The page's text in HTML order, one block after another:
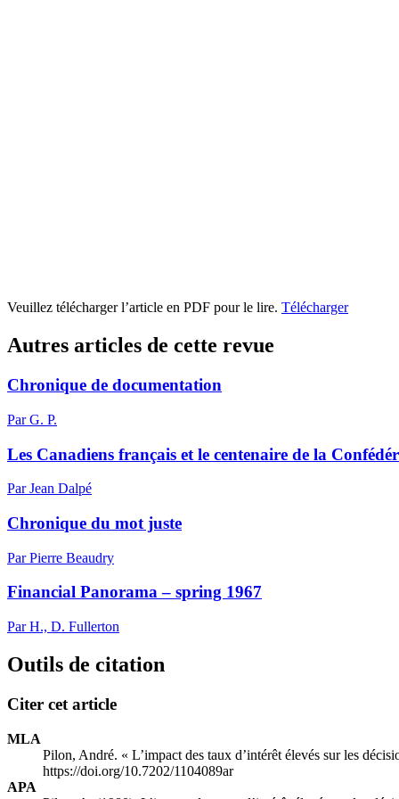
Veuillez télécharger l’article en PDF pour le lire. Télécharger
Autres articles de cette revue
Chronique de documentation
Par G. P.
Les Canadiens français et le centenaire de la
Par Jean Dalpé
Chronique du mot juste
Par Pierre Beaudry
Financial Panorama – spring 1967
Par H., D. Fullerton
Outils de citation
Citer cet article
MLA
Pilon, André. « L’impact des taux d’intérêt élevés sur les
https://doi.org/10.7202/1104089ar
APA